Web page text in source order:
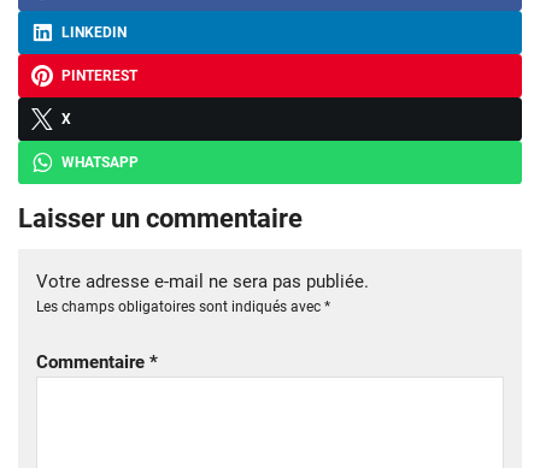
LINKEDIN
PINTEREST
X
WHATSAPP
Laisser un commentaire
Votre adresse e-mail ne sera pas publiée.
Les champs obligatoires sont indiqués avec *
Commentaire *